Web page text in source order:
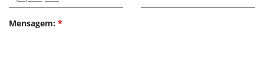
Mensagem: *